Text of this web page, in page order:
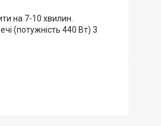
на 7-10 хвилин.
(потужність 440 Вт) 3